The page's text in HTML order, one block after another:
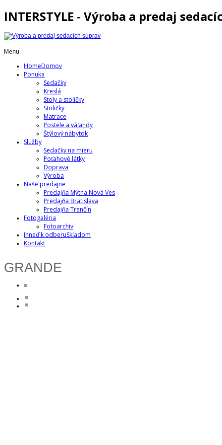
INTERSTYLE - Výroba a predaj
Menu
HomeDomov
Ponuka
Sedačky
Kreslá
Stoly a stoličky
Stoličky
Matrace
Postele a váľandy
Štýlový nábytok
Služby
Sedačky na mieru
Poťahové látky
Doprava
Výroba
Naše predajne
Predajňa Mýtna Nová Ves
Predajňa Bratislava
Predajňa Trenčín
Fotogaléria
Fotoarchiv
Ihneď k odberuSkladom
Kontakt
GRANDE